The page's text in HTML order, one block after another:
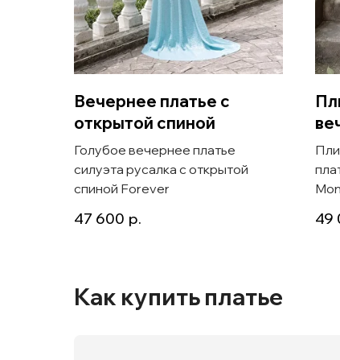
Вечернее платье с
открытой спиной
Голубое вечернее платье
силуэта русалка с открытой
спиной Forever
47 600 р. 49
Как купить платье